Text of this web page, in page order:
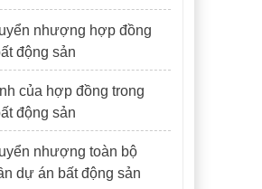
nhượng hợp đồng
động sản
của hợp đồng trong
động sản
nhượng toàn bộ
dự án bất động sản